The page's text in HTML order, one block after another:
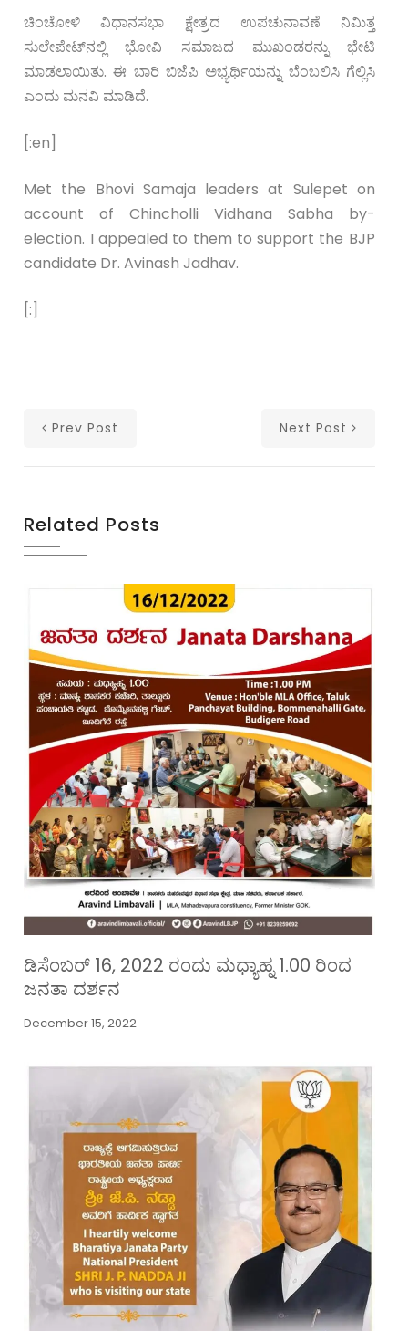
ಚಿಂಚೋಳಿ ವಿಧಾನಸಭಾ ಕ್ಷೇತ್ರದ ಉಪಚುನಾವಣೆ ನಿಮಿತ್ತ
ಸುಲೇಪೇಟ್‌ನಲ್ಲಿ ಭೋವಿ ಸಮಾಜದ ಮುಖಂಡರನ್ನು ಭೇಟಿ
ಮಾಡಲಾಯಿತು. ಈ ಬಾರಿ ಬಿಜೆಪಿ ಅಭ್ಯರ್ಥಿಯನ್ನು ಬೆಂಬಲಿಸಿ ಗೆಲ್ಲಿಸಿ
ಎಂದು ಮನವಿ ಮಾಡಿದೆ.
[:en]
Met the Bhovi Samaja leaders at Sulepet on
account of Chincholli Vidhana Sabha by-
election. I appealed to them to support the BJP
candidate Dr. Avinash Jadhav.
[:]
Prev Post Next Post
Related Posts
ಡಿಸೆಂಬರ್ 16, 2022 ರಂದು ಮಧ್ಯಾಹ್ನ 1.00 ರಿಂದ
ಜನತಾ ದರ್ಶನ
December 15, 2022